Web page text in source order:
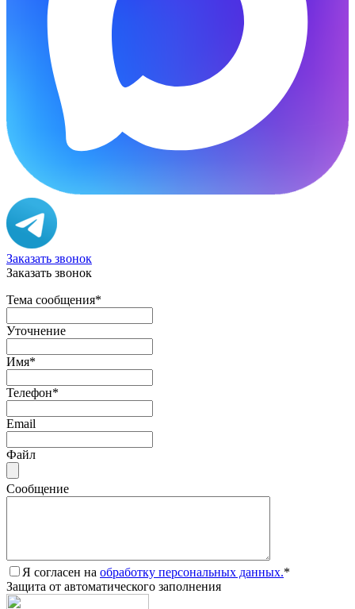
Заказать звонок
Заказать звонок
Тема сообщения*
Уточнение
Имя*
Телефон*
Email
Файл
Сообщение
Я согласен на обработку персональных данных.*
Защита от автоматического заполнения